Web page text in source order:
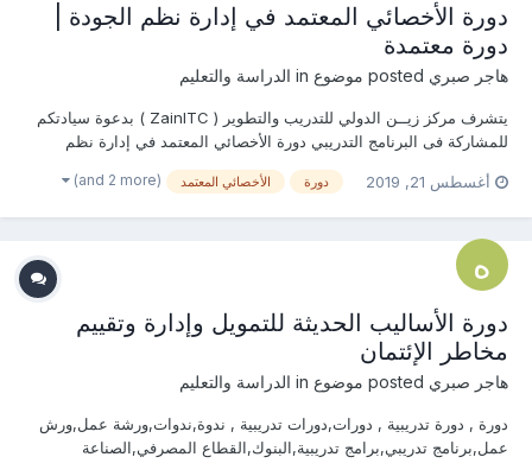
دورة الأخصائي المعتمد في إدارة نظم الجودة |
دورة معتمدة
هاجر صبري الدراسة والتعليم
يتشرف مركز زيــن الدولي للتدريب والتطوير ( ZainITC ) بدعوة سيادتكم
للمشاركة فى البرنامج التدريبي دورة الأخصائي المعتمد في إدارة نظم
التدريب : هاجــــر صبـــري جوال / واتساب / ڨا...
أغسطس 21, 2019 دورة الأخصائي المعتمد (and 2 more)
دورة الأساليب الحديثة للتمويل وإدارة وتقييم
مخاطر الإئتمان
هاجر صبري الدراسة والتعليم
دورة , دورة تدريبية , دورات,دورات تدريبية , ندوة,ندوات,ورشة عمل,ورش
عمل,برنامج تدريبي,برامج تدريبية,البنوك,القطاع المصرفي,الصناعة